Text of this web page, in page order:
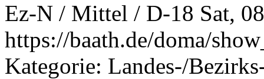
Ez-N / Mittel / D-18 Sat,
https://baath.de/doma/
Kategorie: Landes-/